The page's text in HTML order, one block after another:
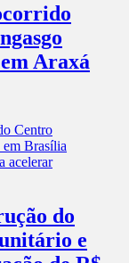
Araxá
do
e